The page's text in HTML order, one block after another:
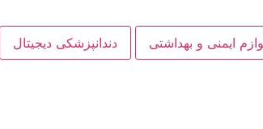
ایمنی و بهداشتی دندانپزشکی دیجیتال